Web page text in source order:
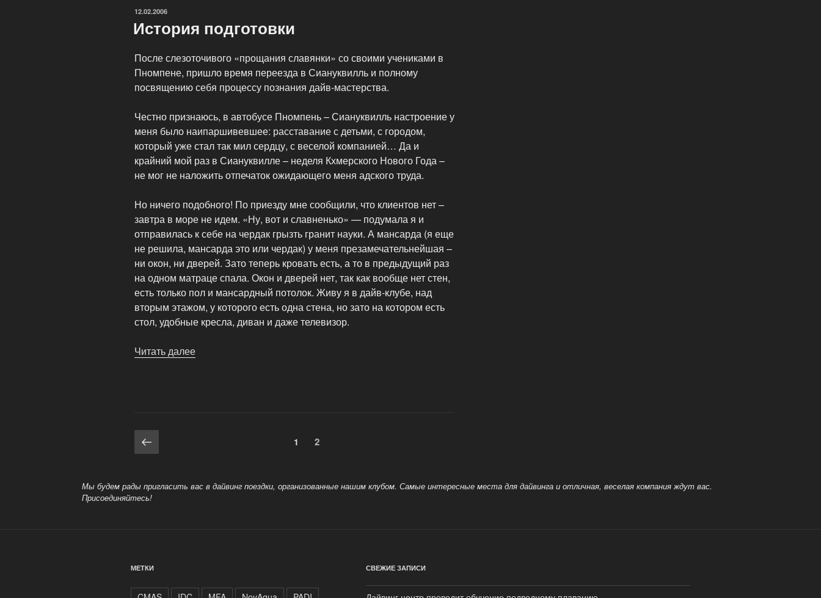
ОПУБЛИКОВАНО
12.02.2006
История подготовки
После слезоточивого «прощания славянки» со своими учениками в
Пномпене, пришло время переезда в Сиануквилль и полному
посвящению себя процессу познания дайв-мастерства.
Честно признаюсь, в автобусе Пномпень – Сиануквилль настроение у
меня было наипаршивевшее: расставание с детьми, с городом,
который уже стал так мил сердцу, с веселой компанией… Да и
крайний мой раз в Сиануквилле – неделя Кхмерского Нового Года –
не мог не наложить отпечаток ожидающего меня адского труда.
Но ничего подобного! По приезду мне сообщили, что клиентов нет –
завтра в море не идем. «Ну, вот и славненько» — подумала я и
отправилась к себе на чердак грызть гранит науки. А мансарда (я еще
не решила, мансарда это или чердак) у меня презамечательнейшая –
ни окон, ни дверей. Зато теперь кровать есть, а то в предыдущий раз
на одном матраце спала. Окон и дверей нет, так как вообще нет стен,
есть только пол и мансардный потолок. Живу я в дайв-клубе, над
вторым этажом, у которого есть одна стена, но зато на котором есть
стол, удобные кресла, диван и даже телевизор.
Читать далее
Навигация
постраница
Страница
1 Страница
2
Мы будем рады пригласить вас в дайвинг поездки, организованные нашим клубом. Самые интересные места для дайвинга и отличная, веселая компания ждут вас.
Присоединяйтесь!
МЕТКИ СВЕЖИЕ ЗАПИСИ